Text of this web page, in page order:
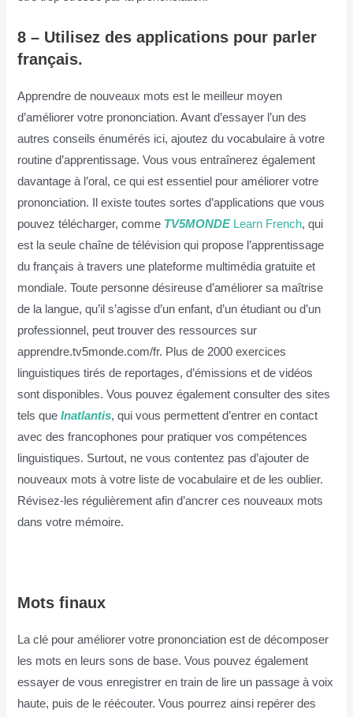
8 – Utilisez des applications pour parler
français.
Apprendre de nouveaux mots est le meilleur moyen
d’améliorer votre prononciation. Avant d’essayer l’un des
autres conseils énumérés ici, ajoutez du vocabulaire à votre
routine d’apprentissage. Vous vous entraînerez également
davantage à l’oral, ce qui est essentiel pour améliorer votre
prononciation. Il existe toutes sortes d’applications que vous
pouvez télécharger, comme TV5MONDELearn French, qui
est la seule chaîne de télévision qui propose l’apprentissage
du français à travers une plateforme multimédia gratuite et
mondiale. Toute personne désireuse d’améliorer sa maîtrise
de la langue, qu’il s’agisse d’un enfant, d’un étudiant ou d’un
professionnel, peut trouver des ressources sur
apprendre.tv5monde.com/fr. Plus de 2000 exercices
linguistiques tirés de reportages, d’émissions et de vidéos
sont disponibles. Vous pouvez également consulter des sites
tels queInatlantis, qui vous permettent d’entrer en contact
avec des francophones pour pratiquer vos compétences
linguistiques. Surtout, ne vous contentez pas d’ajouter de
nouveaux mots à votre liste de vocabulaire et de les oublier.
Révisez-les régulièrement afin d’ancrer ces nouveaux mots
dans votre mémoire.
Mots finaux
La clé pour améliorer votre prononciation est de décomposer
les mots en leurs sons de base. Vous pouvez également
essayer de vous enregistrer en train de lire un passage à voix
haute, puis de le réécouter. Vous pourrez ainsi repérer des